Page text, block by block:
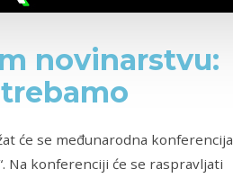
novinarstvu:
će se međunarodna konferencija
Na konferenciji će se raspravljati